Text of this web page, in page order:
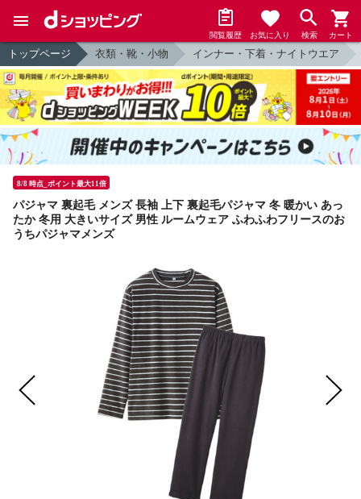
閲覧履歴 お気に入り 検索 カート
トップページ 衣類・靴・小物 インナー・下着・ナイトウエア
8/8 時点_ポイント最大11倍
パジャマ 裏起毛 メンズ 長袖 上下 裏起毛パジャマ 冬 暖かい あっ
たか 冬用 大きいサイズ 男性 ルームウェア ふわふわフリースのお
うちパジャマメンズ